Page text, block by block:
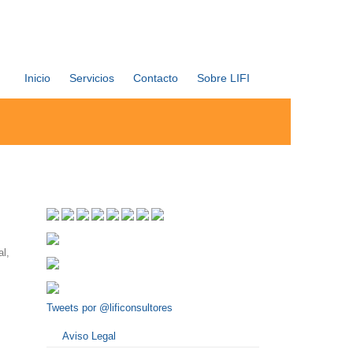
Inicio Servicios Contacto Sobre LIFI
Tweets por @lificonsultores
Aviso Legal